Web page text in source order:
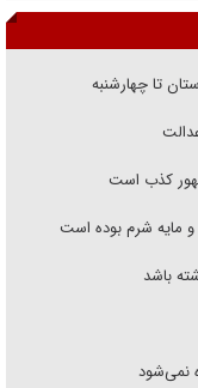
کذب است
مایه شرم بوده است
باشد
نمی‌شود